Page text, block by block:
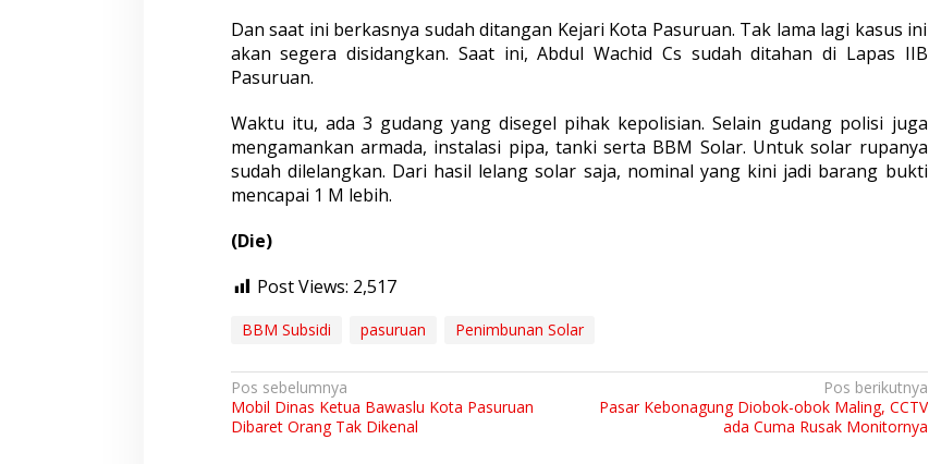
Dan saat ini berkasnya sudah ditangan Kejari Kota Pasuruan. Tak lama lagi kasus ini
akan segera disidangkan. Saat ini, Abdul Wachid Cs sudah ditahan di Lapas IIB
Pasuruan.
Waktu itu, ada 3 gudang yang disegel pihak kepolisian. Selain gudang polisi juga
mengamankan armada, instalasi pipa, tanki serta BBM Solar. Untuk solar rupanya
sudah dilelangkan. Dari hasil lelang solar saja, nominal yang kini jadi barang bukti
mencapai 1 M lebih.
(Die)
Post Views: 2,517
BBM Subsidi pasuruan Penimbunan Solar
N
a
Pos sebelumnya
Mobil Dinas Ketua Bawaslu Kota Pasuruan
Dibaret Orang Tak Dikenal
Pos berikutnya
Pasar Kebonagung Diobok-obok Maling, CCTV
ada Cuma Rusak Monitornya